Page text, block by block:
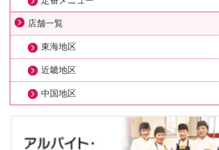
店舗一覧
東海地区
近畿地区
中国地区